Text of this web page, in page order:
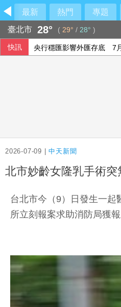
最新 熱門 專題
臺北市 28° ( 29° / 28° )
快訊 央行穩匯影響外匯存底 7
2026-07-09 |中天新聞
北市妙齡女隆乳手術
台北市今（9）日發生一起
所立刻報案求助消防局獲